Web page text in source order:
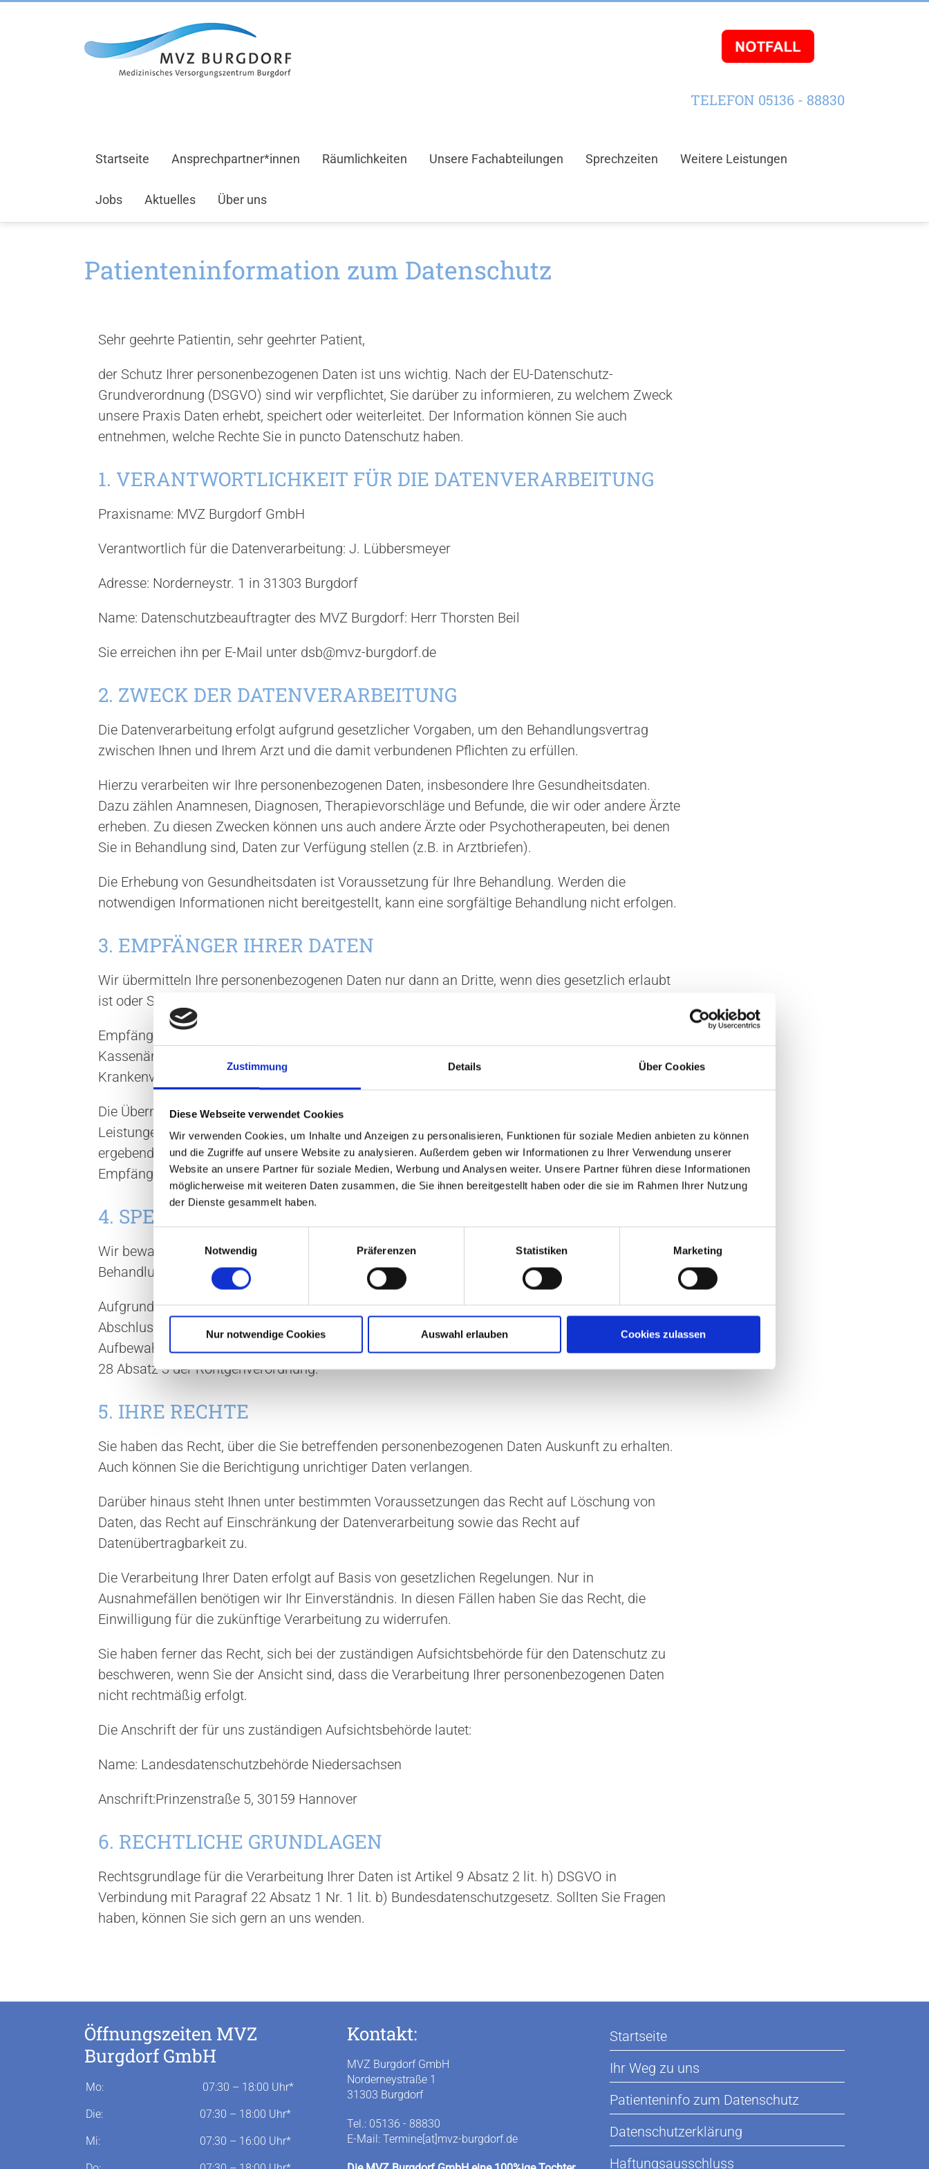
Zustimmung Details Über Cookies
Diese Webseite verwendet Cookies
Wir verwenden Cookies, um Inhalte und Anzeigen zu personalisieren, Funktionen für soziale Medien anbieten zu können
und die Zugriffe auf unsere Website zu analysieren. Außerdem geben wir Informationen zu Ihrer Verwendung unserer
Website an unsere Partner für soziale Medien, Werbung und Analysen weiter. Unsere Partner führen diese Informationen
möglicherweise mit weiteren Daten zusammen, die Sie ihnen bereitgestellt haben oder die sie im Rahmen Ihrer Nutzung
der Dienste gesammelt haben.
i
n
i
i
g
g
a
u
w
l
Notwendig Präferenzen Statistiken Marketing
Nur notwendige Cookies Auswahl erlauben Cookies zulassen
TELEFON 05136 - 88830
Startseite Ansprechpartner*innen Räumlichkeiten Unsere Fachabteilungen Sprechzeiten Weitere Leistungen
Jobs Aktuelles Über uns
Patienteninformation zum Datenschutz
Sehr geehrte Patientin, sehr geehrter Patient,
der Schutz Ihrer personenbezogenen Daten ist uns wichtig. Nach der EU-Datenschutz-
Grundverordnung (DSGVO) sind wir verpflichtet, Sie darüber zu informieren, zu welchem Zweck
unsere Praxis Daten erhebt, speichert oder weiterleitet. Der Information können Sie auch
entnehmen, welche Rechte Sie in puncto Datenschutz haben.
1. VERANTWORTLICHKEIT FÜR DIE DATENVERARBEITUNG
Praxisname: MVZ Burgdorf GmbH
Verantwortlich für die Datenverarbeitung: J. Lübbersmeyer
Adresse: Norderneystr. 1 in 31303 Burgdorf
Name: Datenschutzbeauftragter des MVZ Burgdorf: Herr Thorsten Beil
Sie erreichen ihn per E-Mail unter dsb@mvz-burgdorf.de
2. ZWECK DER DATENVERARBEITUNG
Die Datenverarbeitung erfolgt aufgrund gesetzlicher Vorgaben, um den Behandlungsvertrag
zwischen Ihnen und Ihrem Arzt und die damit verbundenen Pflichten zu erfüllen.
Hierzu verarbeiten wir Ihre personenbezogenen Daten, insbesondere Ihre Gesundheitsdaten.
Dazu zählen Anamnesen, Diagnosen, Therapievorschläge und Befunde, die wir oder andere Ärzte
erheben. Zu diesen Zwecken können uns auch andere Ärzte oder Psychotherapeuten, bei denen
Sie in Behandlung sind, Daten zur Verfügung stellen (z.B. in Arztbriefen).
Die Erhebung von Gesundheitsdaten ist Voraussetzung für Ihre Behandlung. Werden die
notwendigen Informationen nicht bereitgestellt, kann eine sorgfältige Behandlung nicht erfolgen.
3. EMPFÄNGER IHRER DATEN
Wir übermitteln Ihre personenbezogenen Daten nur dann an Dritte, wenn dies gesetzlich erlaubt
ist oder Sie eingewilligt haben.
Empfänger Ihrer personenbezogenen Daten können vor allem andere Ärzte / Psychotherapeuten,
Kassenärztliche Vereinigungen, Krankenkassen, der Medizinische Dienst der
Krankenversicherung, Ärztekammern und privatärztliche Verrechnungsstellen sein.
Die Übermittlung erfolgt überwiegend zum Zwecke der Abrechnung der bei Ihnen erbrachten
Leistungen, zur Klärung von medizinischen und sich aus Ihrem Versicherungsverhältnis
ergebenden Fragen. Im Einzelfall erfolgt die Übermittlung von Daten an weitere berechtigte
Empfänger.
4. SPEICHERUNG IHRER DATEN
Wir bewahren Ihre personenbezogenen Daten nur solange auf, wie dies für die Durchführung der
Behandlung erforderlich ist.
Aufgrund rechtlicher Vorgaben sind wir dazu verpflichtet, diese Daten mindestens 10 Jahre nach
Abschluss der Behandlung aufzubewahren. Nach anderen Vorschriften können sich längere
Aufbewahrungsfristen ergeben, zum Beispiel 30 Jahre bei Röntgenaufzeichnungen laut Paragraf
28 Absatz 3 der Röntgenverordnung.
5. IHRE RECHTE
Sie haben das Recht, über die Sie betreffenden personenbezogenen Daten Auskunft zu erhalten.
Auch können Sie die Berichtigung unrichtiger Daten verlangen.
Darüber hinaus steht Ihnen unter bestimmten Voraussetzungen das Recht auf Löschung von
Daten, das Recht auf Einschränkung der Datenverarbeitung sowie das Recht auf
Datenübertragbarkeit zu.
Die Verarbeitung Ihrer Daten erfolgt auf Basis von gesetzlichen Regelungen. Nur in
Ausnahmefällen benötigen wir Ihr Einverständnis. In diesen Fällen haben Sie das Recht, die
Einwilligung für die zukünftige Verarbeitung zu widerrufen.
Sie haben ferner das Recht, sich bei der zuständigen Aufsichtsbehörde für den Datenschutz zu
beschweren, wenn Sie der Ansicht sind, dass die Verarbeitung Ihrer personenbezogenen Daten
nicht rechtmäßig erfolgt.
Die Anschrift der für uns zuständigen Aufsichtsbehörde lautet:
Name: Landesdatenschutzbehörde Niedersachsen
Anschrift:Prinzenstraße 5, 30159 Hannover
6. RECHTLICHE GRUNDLAGEN
Rechtsgrundlage für die Verarbeitung Ihrer Daten ist Artikel 9 Absatz 2 lit. h) DSGVO in
Verbindung mit Paragraf 22 Absatz 1 Nr. 1 lit. b) Bundesdatenschutzgesetz. Sollten Sie Fragen
haben, können Sie sich gern an uns wenden.
Öffnungszeiten MVZ
Burgdorf GmbH
Mo: 07:30 – 18:00 Uhr*
Die: 07:30 – 18:00 Uhr*
Mi: 07:30 – 16:00 Uhr*
Kontakt:
MVZ Burgdorf GmbH
Norderneystraße 1
31303 Burgdorf
Tel.: 05136 - 88830
E-Mail: Termine[at]mvz-burgdorf.de
Startseite
Ihr Weg zu uns
Patienteninfo zum Datenschutz
Datenschutzerklärung
Haftungsausschluss